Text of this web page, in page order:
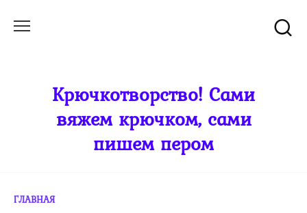
Крючкотворство! Сами
вяжем крючком, сами
пишем пером
ГЛАВНАЯ